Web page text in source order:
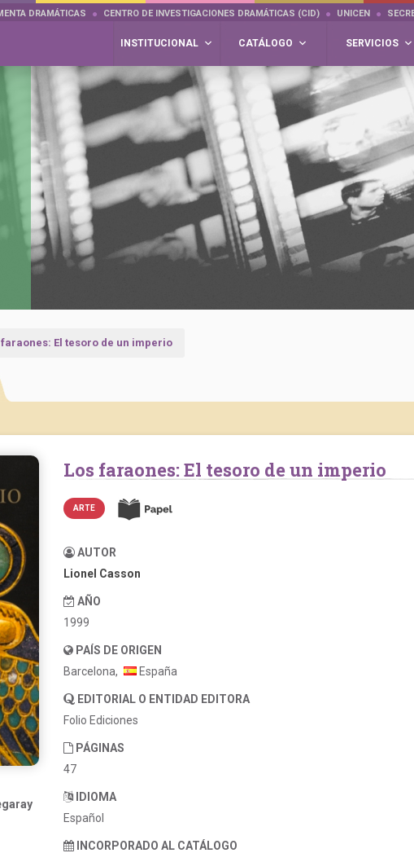
DRAMÁTICAS CENTRO DE INVESTIGACIONES DRAMÁTICAS (CID) UNICEN
INSTITUCIONAL CATÁLOGO SERVICIOS
faraones: El tesoro de un imperio
Los faraones: El tesoro de un imperio
ARTE
AUTOR
Lionel Casson
AÑO
1999
PAÍS DE ORIGEN
Barcelona,
España
EDITORIAL O ENTIDAD EDITORA
Folio Ediciones
PÁGINAS
47
IDIOMA
Español
INCORPORADO AL CATÁLOGO